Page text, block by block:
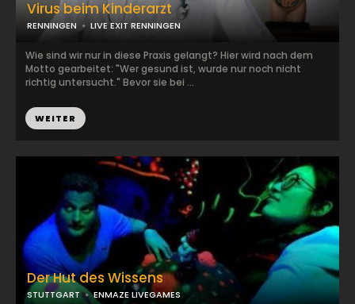
Virus beim Kinderarzt
RENNINGEN LIVE EXIT RENNINGEN
Wie sind wir nur in diese Praxis gelangt? Hier wird nach dem
Motto gearbeitet: "Wer gesund ist, wurde nur noch nicht
richtig untersucht." Bevor sie bei ...
WEITER
Der Hut des Wissens
STUTTGART ENMAZE LIVEGAMES